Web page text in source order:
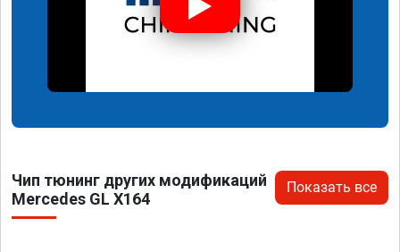
Чип тюнинг других модификаций
Mercedes GL X164
Показать все